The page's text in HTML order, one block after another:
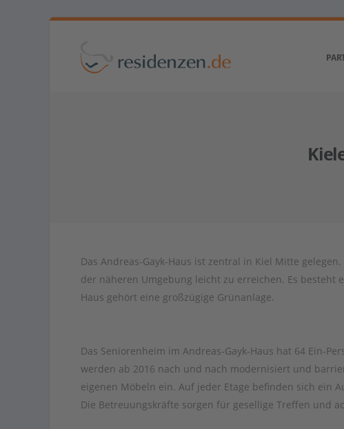
Das Andreas-Gayk-Haus ist zentral in Kiel Mitte
der näheren Umgebung leicht zu erreichen. Es
Haus gehört eine großzügige Grünanlage.
Das Seniorenheim im Andreas-Gayk-Haus hat 64 Ein-
werden ab 2016 nach und nach modernisiert und
eigenen Möbeln ein. Auf jeder Etage befinden sich ein
Die Betreuungskräfte sorgen für gesellige Treffen und